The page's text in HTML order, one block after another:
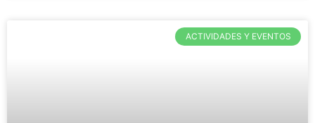
ACTIVIDADES Y EVENTOS